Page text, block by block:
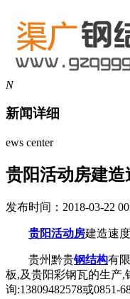
N
新闻详细
ews center
贵阳活动房建
发布时间：2018-03-22
贵阳活动房建造速
贵州黔贵钢结构有
板,及贵阳彩钢瓦的生产,
询:13809482578或0851-